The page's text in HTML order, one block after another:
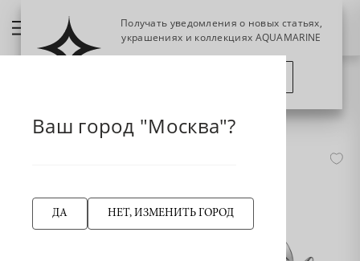
Ваш город "Москва"?
ДА НЕТ, ИЗМЕНИТЬ ГОРОД
Получать уведомления о новых статьях,
украшениях и коллекциях AQUAMARINE